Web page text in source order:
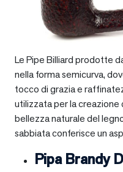
Le Pipe Billiard prodotte
nella forma semicurva,
tocco di grazia e
utilizzata per la creazione
bellezza naturale del
sabbiata conferisce un
Pipa Brandy